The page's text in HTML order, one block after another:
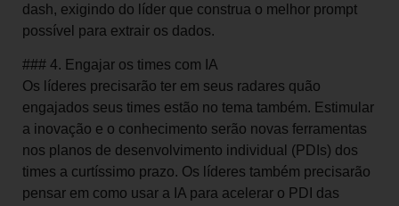
dash, exigindo do líder que construa o melhor prompt
possível para extrair os dados.
### 4. Engajar os times com IA
Os líderes precisarão ter em seus radares quão
engajados seus times estão no tema também. Estimular
a inovação e o conhecimento serão novas ferramentas
nos planos de desenvolvimento individual (PDIs) dos
times a curtíssimo prazo. Os líderes também precisarão
pensar em como usar a IA para acelerar o PDI das